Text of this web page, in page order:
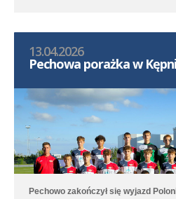
13.04.2026
Pechowa porażka w
Pechowo zakończył się wyjazd